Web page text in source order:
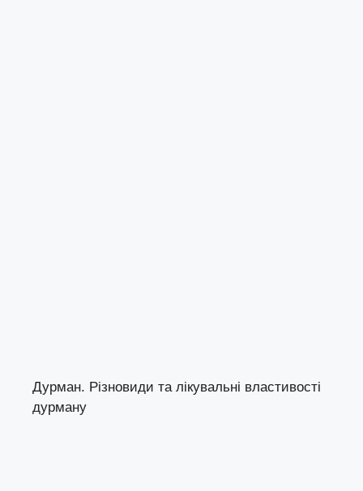
Дурман. Різновиди та лікувальні властивості
дурману